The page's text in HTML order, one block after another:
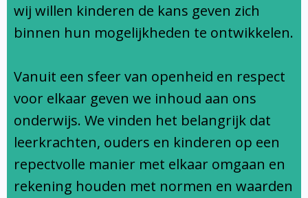
Ondersteuningsprofiel
wij willen kinderen de kans geven zich
binnen hun mogelijkheden te ontwikkelen.
Vanuit een sfeer van openheid en respect
voor elkaar geven we inhoud aan ons
onderwijs. We vinden het belangrijk dat
leerkrachten, ouders en kinderen op een
repectvolle manier met elkaar omgaan en
rekening houden met normen en waarden